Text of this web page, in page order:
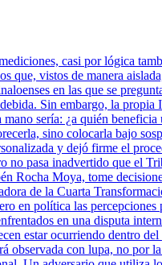
casi por lógica
que, vistos de manera
en las que se
Sin embargo, la propia
sería: ¿a quién
sino colocarla bajo
y dejó firme el
no pasa inadvertido que el
Rocha Moya, tome
de la Cuarta
en política las percepciones
en una disputa
estar ocurriendo dentro
observada con lupa, no por